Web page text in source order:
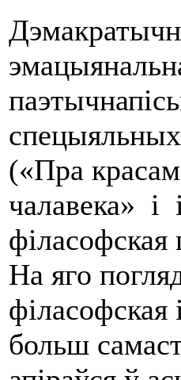
(«Пра
чалавека» i
філасофская
На яго
больш